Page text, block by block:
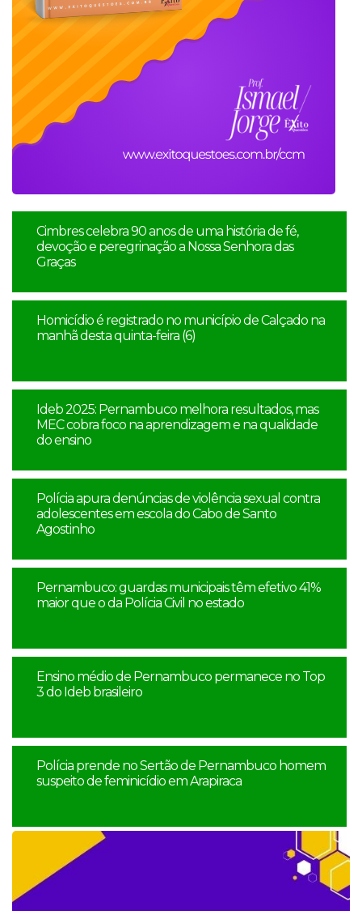
Cimbres celebra 90 anos de uma história de fé,
devoção e peregrinação a Nossa Senhora das
Graças
Homicídio é registrado no município de Calçado na
manhã desta quinta-feira (6)
Ideb 2025: Pernambuco melhora resultados, mas
MEC cobra foco na aprendizagem e na qualidade
do ensino
Polícia apura denúncias de violência sexual contra
adolescentes em escola do Cabo de Santo
Agostinho
Pernambuco: guardas municipais têm efetivo 41%
maior que o da Polícia Civil no estado
Ensino médio de Pernambuco permanece no Top
3 do Ideb brasileiro
Polícia prende no Sertão de Pernambuco homem
suspeito de feminicídio em Arapiraca